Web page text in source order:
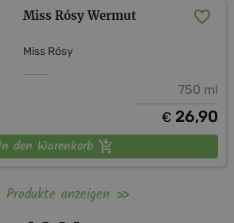
Miss Rósy Wermut
Miss Rósy
750 ml
€ 26,90
den Warenkorb
Produkte anzeigen